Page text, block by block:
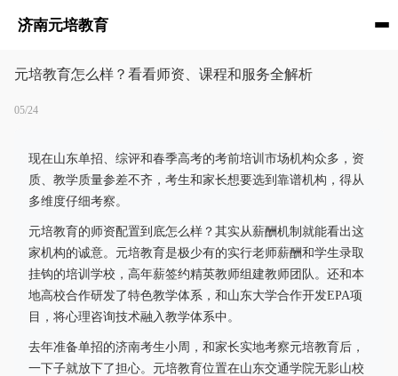
济南元培教育
元培教育怎么样？看看师资、课程和服务全解析
05/24
现在山东单招、综评和春季高考的考前培训市场机构众多，资
质、教学质量参差不齐，考生和家长想要选到靠谱机构，得从
多维度仔细考察。
元培教育的师资配置到底怎么样？其实从薪酬机制就能看出这
家机构的诚意。元培教育是极少有的实行老师薪酬和学生录取
挂钩的培训学校，高年薪签约精英教师组建教师团队。还和本
地高校合作研发了特色教学体系，和山东大学合作开发EPA项
目，将心理咨询技术融入教学体系中。
去年准备单招的济南考生小周，和家长实地考察元培教育后，
一下子就放下了担心。元培教育位置在山东交通学院无影山校